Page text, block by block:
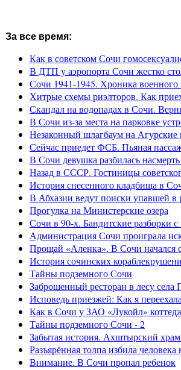
За все время:
Как в советском Сочи
В ДТП у аэропорта Сочи жестко
Сочи 1941-1945. Хроника военного
Хитрые схемы риэлторов. Как
Скандал на водопадах в Сочи.
В Сочи из-за места на парковке
Незаконный шлагбаум на
Сейчас приедет ФСБ. Пьяная
В Сочи девушка разбилась
Назад в СССР. Гостиницы
История снесенного кладбища в
В Абхазии ведут поиски упавшей в
Прогулка на Министерские озера
Сочи в 90-х. Бандитские разборки с
Администрация Сочи проиграла
Прощай «Аленка». В Сочи начался
История сочинских
Тайны подземного Сочи
Заброшенный ресторан в лесу села
Исповедь приезжей: Как я
Как в Сочи у ЗАО «Лукойл»
Тайны подземного Сочи - 2
Забытая история. Ахштырский
Разъярённая толпа избила
Внимание. В Сочи пропал ребенок